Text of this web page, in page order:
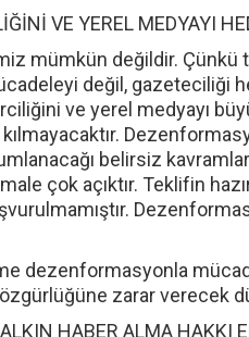
VE YEREL MEDYAYI
mümkün değildir. Çünkü
değil, gazeteciliği
ve yerel medyayı
belirsiz kavramlar
çok açıktır. Teklifin
dezenformasyonla
zarar verecek
HABER ALMA HAKKI